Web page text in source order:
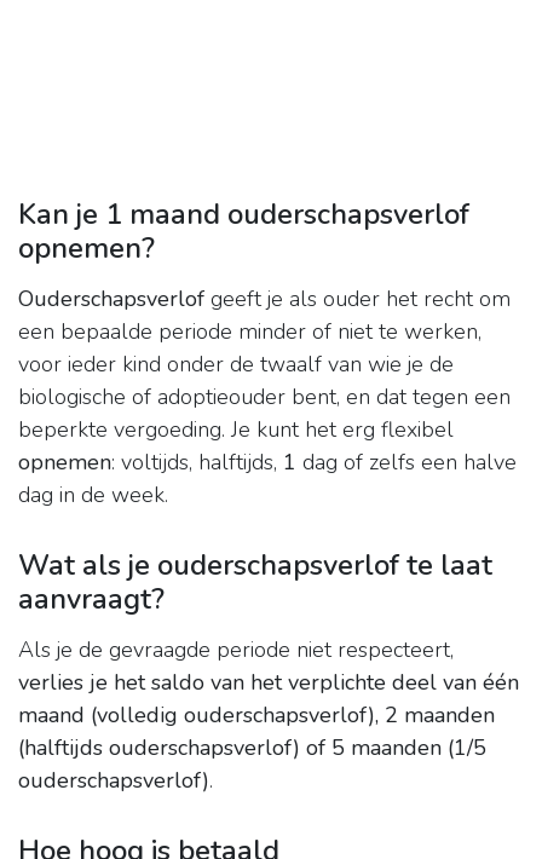
Kan je 1 maand ouderschapsverlof
opnemen?
Ouderschapsverlof geeft je als ouder het recht om
een bepaalde periode minder of niet te werken,
voor ieder kind onder de twaalf van wie je de
biologische of adoptieouder bent, en dat tegen een
beperkte vergoeding. Je kunt het erg flexibel
opnemen: voltijds, halftijds, 1 dag of zelfs een halve
dag in de week.
Wat als je ouderschapsverlof te laat
aanvraagt?
Als je de gevraagde periode niet respecteert,
verlies je het saldo van het verplichte deel van één
maand (volledig ouderschapsverlof), 2 maanden
(halftijds ouderschapsverlof) of 5 maanden (1/5
ouderschapsverlof).
Hoe hoog is betaald